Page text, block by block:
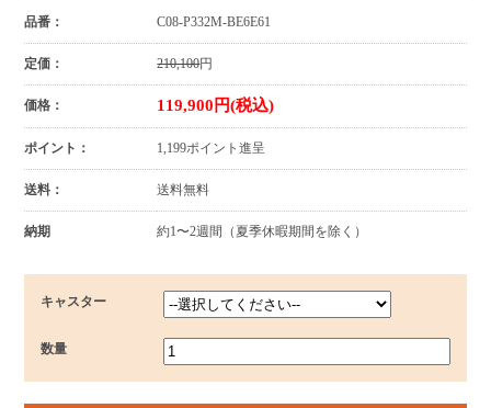
品番： C08-P332M-BE6E61
定価： 210,100円
価格： 119,900円(税込)
ポイント： 1,199ポイント進呈
送料： 送料無料
納期 約1〜2週間（夏季休暇期間を除く）
キャスター
数量